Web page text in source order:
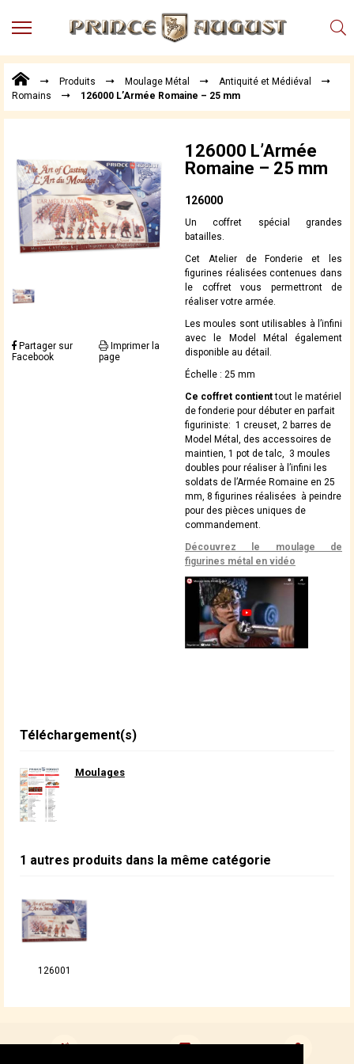
MENU
Points
de
Vente
Téléchargements
Techniques,
trucs et
astuces
Produits Moulage Métal
Antiquité et Médiéval
Romains
126000 L’Armée Romaine – 25 mm
Partager sur
Facebook
Imprimer la
page
126000 L’Armée
Romaine – 25 mm
126000
Un coffret spécial grandes
batailles.
Cet Atelier de Fonderie et les
figurines réalisées contenues dans
le coffret vous permettront de
réaliser votre armée.
Les moules sont utilisables à l’infini
avec le Model Métal également
disponible au détail.
Échelle : 25 mm
Ce coffret contienttout le matériel
de fonderie pour débuter en parfait
figuriniste: 1 creuset, 2 barres de
Model Métal, des accessoires de
maintien, 1 pot de talc, 3 moules
doubles pour réaliser à l’infini les
soldats de l’Armée Romaine en 25
mm, 8 figurines réalisées à peindre
pour des pièces uniques de
commandement.
Découvrez le moulage de
figurines métal en vidéo
Téléchargement(s)
Moulages
1 autres produits dans la même catégorie
126001